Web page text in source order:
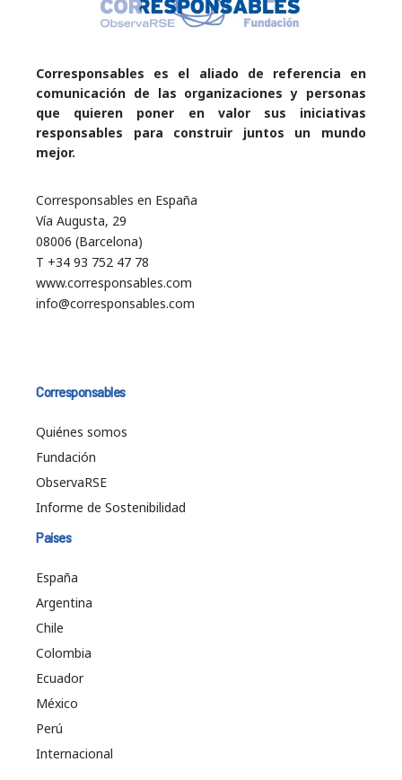
Corresponsables es el aliado de referencia en
comunicación de las organizaciones y personas
que quieren poner en valor sus iniciativas
responsables para construir juntos un mundo
mejor.
Corresponsables en España
Vía Augusta, 29
08006 (Barcelona)
T +34 93 752 47 78
www.corresponsables.com
info@corresponsables.com
Corresponsables
Quiénes somos
Fundación
ObservaRSE
Informe de Sostenibilidad
Países
España
Argentina
Chile
Colombia
Ecuador
México
Perú
Internacional